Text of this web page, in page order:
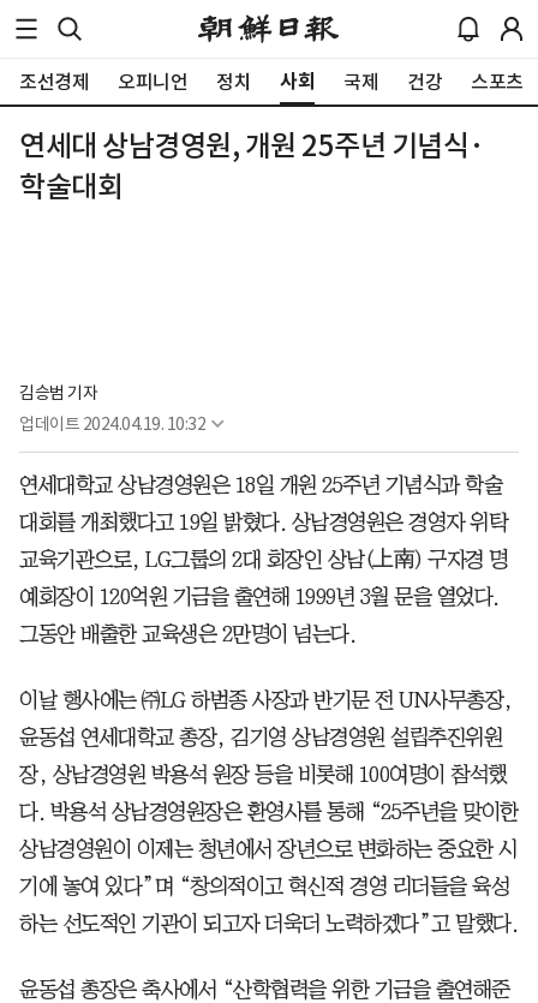
조선경제 오피니언 정치 사회 국제 건강 스포츠
연세대 상남경영원, 개원 25주년 기념식·
학술대회
김승범 기자
업데이트 2024.04.19. 10:32
연세대학교 상남경영원은 18일 개원 25주년 기념식과 학술
대회를 개최했다고 19일 밝혔다. 상남경영원은 경영자 위탁
교육기관으로, LG그룹의 2대 회장인 상남(上南) 구자경 명
예회장이 120억원 기금을 출연해 1999년 3월 문을 열었다.
그동안 배출한 교육생은 2만명이 넘는다.
이날 행사에는 ㈜LG 하범종 사장과 반기문 전 UN사무총장,
윤동섭 연세대학교 총장, 김기영 상남경영원 설립추진위원
장, 상남경영원 박용석 원장 등을 비롯해 100여명이 참석했
다. 박용석 상남경영원장은 환영사를 통해 “25주년을 맞이한
상남경영원이 이제는 청년에서 장년으로 변화하는 중요한 시
기에 놓여 있다”며 “창의적이고 혁신적 경영 리더들을 육성
하는 선도적인 기관이 되고자 더욱더 노력하겠다”고 말했다.
윤동섭 총장은 축사에서 “산학협력을 위한 기금을 출연해준